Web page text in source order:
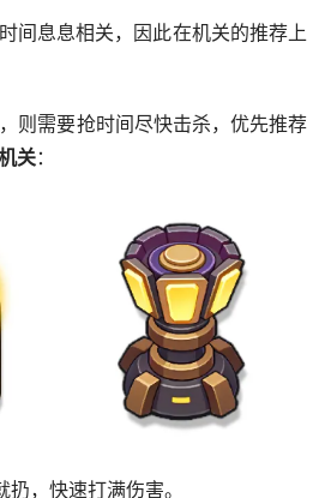
间息息相关，因此在机关的推荐上
则需要抢时间尽快击杀，优先推荐
关：
扔，快速打满伤害。